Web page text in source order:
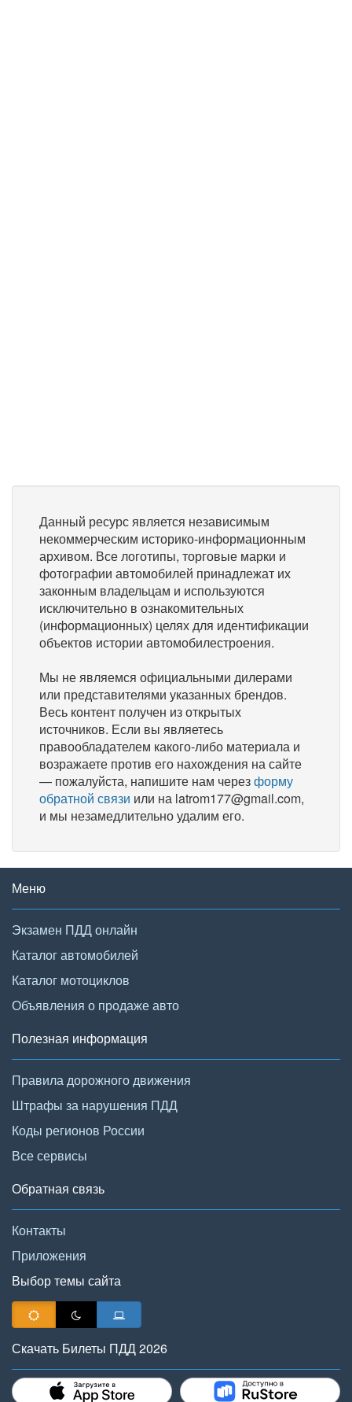
Данный ресурс является независимым
некоммерческим историко-информационным
архивом. Все логотипы, торговые марки и
фотографии автомобилей принадлежат их
законным владельцам и используются
исключительно в ознакомительных
(информационных) целях для идентификации
объектов истории автомобилестроения.
Мы не являемся официальными дилерами
или представителями указанных брендов.
Весь контент получен из открытых
источников. Если вы являетесь
правообладателем какого-либо материала и
возражаете против его нахождения на сайте
— пожалуйста, напишите нам черезформу
обратной связи или на latrom177@gmail.com,
и мы незамедлительно удалим его.
Меню
Экзамен ПДД онлайн
Каталог автомобилей
Каталог мотоциклов
Объявления о продаже авто
Полезная информация
Правила дорожного движения
Штрафы за нарушения ПДД
Коды регионов России
Все сервисы
Обратная связь
Контакты
Приложения
Выбор темы сайта
Скачать Билеты ПДД 2026